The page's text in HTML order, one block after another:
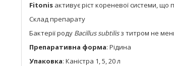
Fitonis активує ріст кореневої системи,
Склад препарату
Бактерії роду Bacillus subtilisз титром не
Препаративна форма: Рідина
Упаковка: Каністра 1, 5, 20 л